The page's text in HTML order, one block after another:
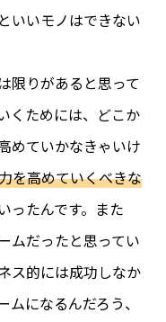
いいモノはできない
限りがあると思って
くためには、どこか
めていかなきゃいけ
を高めていくべきな
ったんです。また
ムだったと思ってい
ス的には成功しなか
になるんだろう、